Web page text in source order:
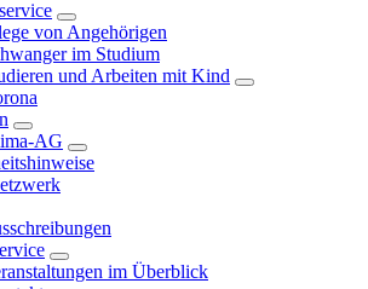
von Angehörigen
im Studium
und Arbeiten mit Kind
AG
im Überblick